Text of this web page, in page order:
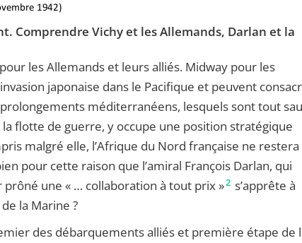
Comprendre Vichy et les Allemands, Darlan et la
les Allemands et leurs alliés. Midway pour les
japonaise dans le Pacifique et peuvent
méditerranéens, lesquels sont tout
flotte de guerre, y occupe une position stratégique
malgré elle, l’Afrique du Nord française ne restera
pour cette raison que l’amiral François Darlan, qui
une « … collaboration à tout prix »2 s’apprête à
de la Marine ?
des débarquements alliés et première étape de